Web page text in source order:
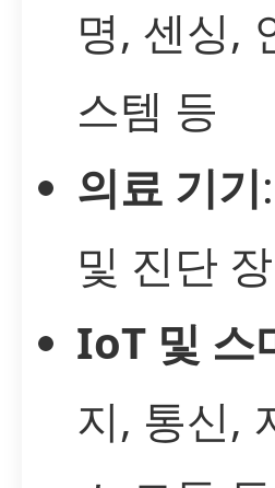
명, 센싱,
스템 등
의료 기기
및 진단
IoT 및 스
지, 통신,